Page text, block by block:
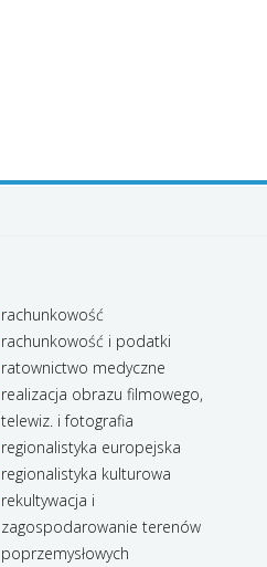
rachunkowość
rachunkowość i podatki
ratownictwo medyczne
realizacja obrazu filmowego,
telewiz. i fotografia
regionalistyka europejska
regionalistyka kulturowa
rekultywacja i
zagospodarowanie terenów
poprzemysłowych